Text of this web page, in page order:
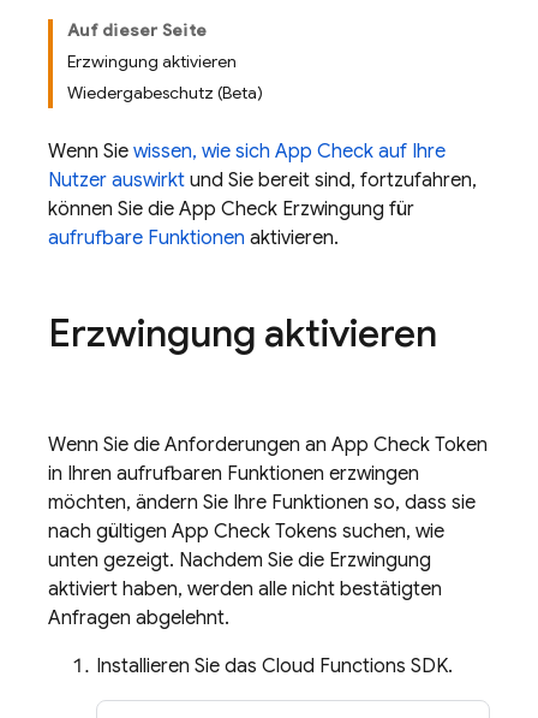
Auf dieser Seite
Erzwingung aktivieren
Wiedergabeschutz (Beta)
Wenn Sie wissen, wie sich App Check auf Ihre
Nutzer auswirkt und Sie bereit sind, fortzufahren,
können Sie die App Check Erzwingung für
aufrufbare Funktionen aktivieren.
Erzwingung aktivieren
Wenn Sie die Anforderungen an App Check Token
in Ihren aufrufbaren Funktionen erzwingen
möchten, ändern Sie Ihre Funktionen so, dass sie
nach gültigen App Check Tokens suchen, wie
unten gezeigt. Nachdem Sie die Erzwingung
aktiviert haben, werden alle nicht bestätigten
Anfragen abgelehnt.
Installieren Sie das Cloud Functions SDK.